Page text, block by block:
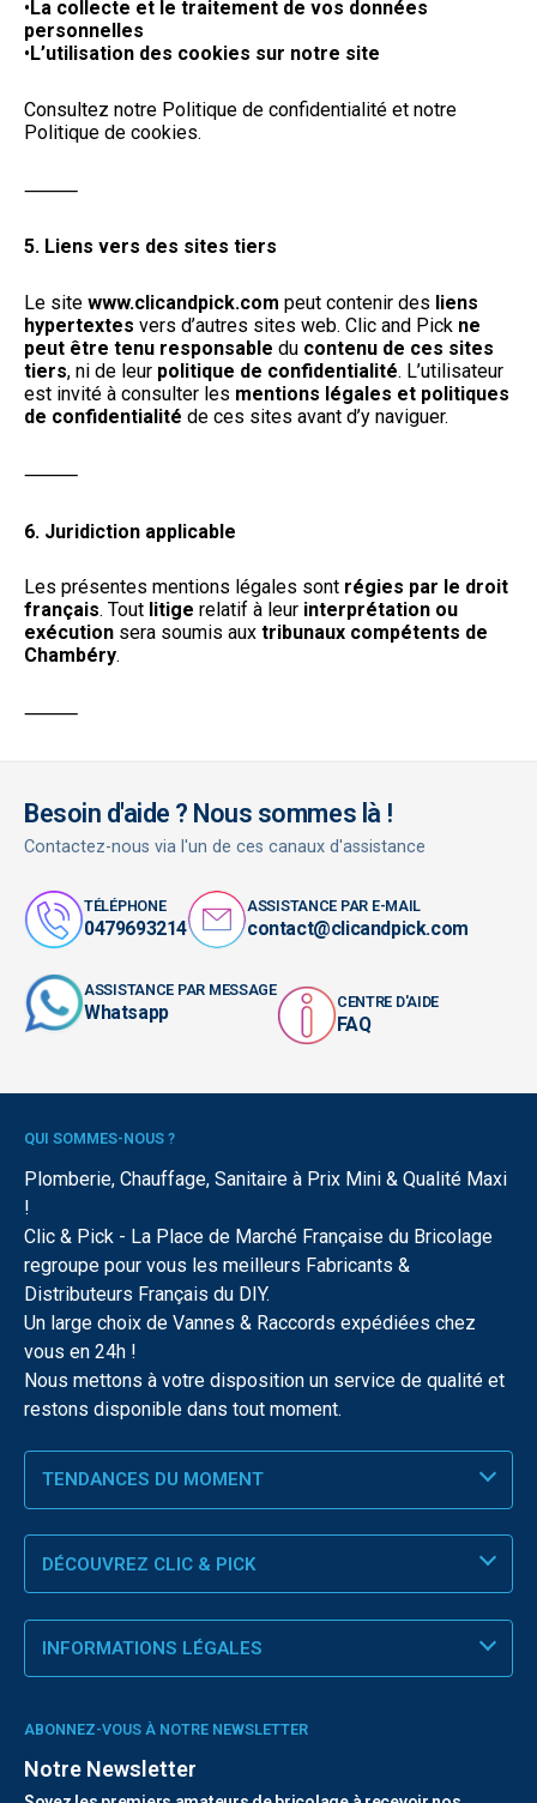
• La collecte et le traitement de vos données
personnelles
• L’utilisation des cookies sur notre site
Consultez notre Politique de confidentialité et notre
Politique de cookies.
⸻
5. Liens vers des sites tiers
Le site www.clicandpick.com peut contenir des liens
hypertextes vers d’autres sites web. Clic and Pick ne
peut être tenu responsable du contenu de ces sites
tiers, ni de leur politique de confidentialité. L’utilisateur
est invité à consulter les mentions légales et politiques
de confidentialité de ces sites avant d’y naviguer.
⸻
6. Juridiction applicable
Les présentes mentions légales sont régies par le droit
français. Tout litige relatif à leur interprétation ou
exécution sera soumis aux tribunaux compétents de
Chambéry.
⸻
Besoin d'aide ? Nous sommes là !
Contactez-nous via l'un de ces canaux d'assistance
TÉLÉPHONE
0479693214
ASSISTANCE PAR E-MAIL
contact@clicandpick.com
ASSISTANCE PAR MESSAGE
Whatsapp CENTRE D'AIDE
FAQ
QUI SOMMES-NOUS ?
Plomberie, Chauffage, Sanitaire à Prix Mini & Qualité Maxi
!
Clic & Pick - La Place de Marché Française du Bricolage
regroupe pour vous les meilleurs Fabricants &
Distributeurs Français du DIY.
Un large choix de Vannes & Raccords expédiées chez
vous en 24h !
Nous mettons à votre disposition un service de qualité et
restons disponible dans tout moment.
TENDANCES DU MOMENT
DÉCOUVREZ CLIC & PICK
INFORMATIONS LÉGALES
ABONNEZ-VOUS À NOTRE NEWSLETTER
Notre Newsletter